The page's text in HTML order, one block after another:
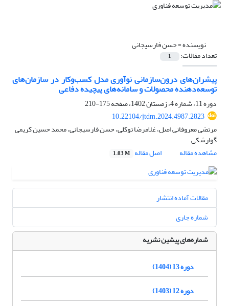
نویسنده =حسن فارسیجانی
تعداد مقالات: 1
پیشران‌های درون‌سازمانی نوآوری مدل کسب‌وکار در سازمان‌های
توسعه‌دهنده محصولات و سامانه‌های پیچیده دفاعی
دوره 11، شماره 4، زمستان 1402، صفحه
175-210
10.22104/jtdm.2024.4987.2823
مرتضی معروفانی اصل، غلامرضا توکلی، حسن فارسیجانی، محمد حسین کریمی
گوارشکی
مشاهده مقاله
اصل مقاله 1.03 M
مقالات آماده انتشار
شماره جاری
شماره‌های پیشین نشریه
دوره 13 (1404)
دوره 12 (1403)